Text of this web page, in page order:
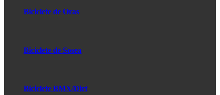
Biciclete de Oras
Biciclete de Sosea
Biciclete BMX/Dirt